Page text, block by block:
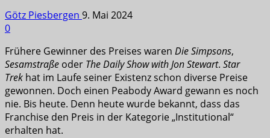
Götz Piesbergen 9. Mai 2024
0
Frühere Gewinner des Preises waren Die Simpsons,
Sesamstraße oder The Daily Show with Jon Stewart. Star
Trek hat im Laufe seiner Existenz schon diverse Preise
gewonnen. Doch einen Peabody Award gewann es noch
nie. Bis heute. Denn heute wurde bekannt, dass das
Franchise den Preis in der Kategorie „Institutional“
erhalten hat.